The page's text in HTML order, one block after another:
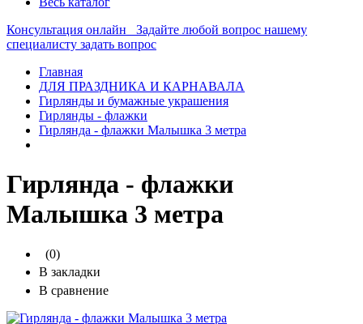
Консультация онлайн
Задайте любой вопрос нашему
специалисту задать вопрос
Главная
ДЛЯ ПРАЗДНИКА И КАРНАВАЛА
Гирлянды и бумажные украшения
Гирлянды - флажки
Гирлянда - флажки Малышка 3 метра
Гирлянда - флажки
Малышка 3 метра
(0)
В закладки
В сравнение